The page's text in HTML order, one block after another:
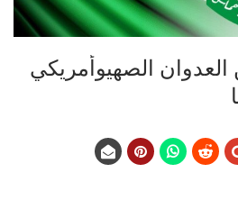
الصهيوأمريكي